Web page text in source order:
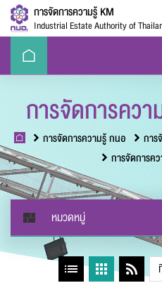
การจัดการความรู้ KM
Industrial Estate Authority of
ความตั
Eco-
Challenge
การจัดการคว
การจัดการความรู้ กนอ
การ
การจัดการค
หมวดหมู่